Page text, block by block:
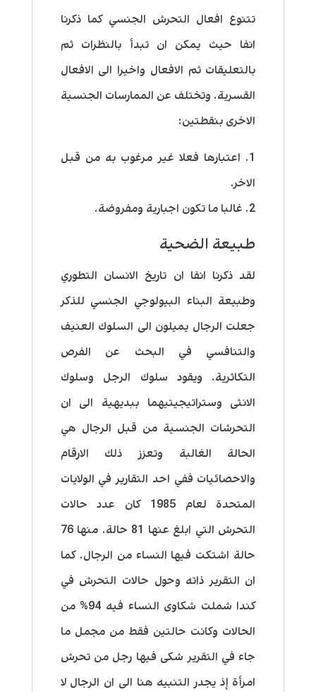
تتنوع افعال التحرش الجنسي كما ذكرنا
انفا حيث يمكن ان تبدأ بالنظرات ثم
بالتعليقات ثم الافعال واخيرا الى الافعال
القسرية. وتختلف عن الممارسات الجنسية
الاخرى بنقطتين:
1. اعتبارها فعلا غير مرغوب به من قبل
الاخر.
2. غالبا ما تكون اجبارية ومفروضة.
طبيعة الضحية
لقد ذكرنا انفا ان تاريخ الانسان التطوري
وطبيعة البناء البيولوجي الجنسي للذكر
جعلت الرجال يميلون الى السلوك العنيف
والتنافسي في البحث عن الفرص
التكاثرية. ويقود سلوك الرجل وسلوك
الانثى وستراتيجيتيهما ببديهية الى ان
التحرشات الجنسية من قبل الرجال هي
الحالة الغالبة وتعزز ذلك الارقام
والاحصائيات ففي احد التقارير في الولايات
المتحدة لعام 1985 كان عدد حالات
التحرش التي ابلغ عنها 81 حالة. منها 76
حالة اشتكت فيها النساء من الرجال. كما
ان التقرير ذاته وحول حالات التحرش في
كندا شملت شكاوى النساء فيه 94% من
الحالات وكانت حالتين فقط من مجمل ما
جاء في التقرير شكى فيها رجل من تحرش
امرأة إذ يجدر التنبيه هنا الى ان الرجال لا